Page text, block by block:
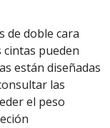
de doble cara
cintas pueden
están diseñadas
las
el peso